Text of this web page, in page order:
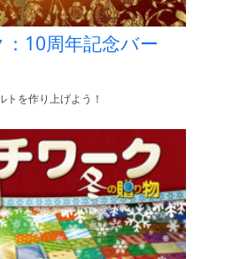
10周年記念バー
トを作り上げよう！